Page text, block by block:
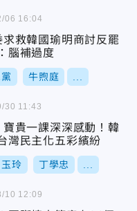
救韓國瑜明商討反罷
腦補過度
牛煦庭
06 16:04
貴一課深深感動！韓
灣民主化五彩繽紛
玲 丁學忠
30 11:43
10 12:09